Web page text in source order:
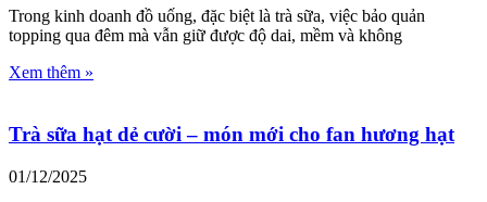
Trong kinh doanh đồ uống, đặc biệt là trà sữa, việc bảo quản
topping qua đêm mà vẫn giữ được độ dai, mềm và không
Xem thêm »
Trà sữa hạt dẻ cười – món mới cho fan hương hạt
01/12/2025